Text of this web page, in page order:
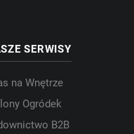
SERWISY
na Wnętrze
Ogródek
B2B